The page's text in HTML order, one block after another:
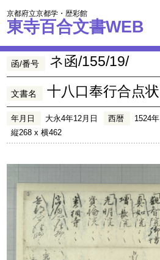
京都府立京都学・歴彩館
東寺百合文書WEB
函/番号 ネ函/155/19/
文書名 十八口奉行合点状
年月日 大永4年12月日 西暦 1524年
縦268 x 横462